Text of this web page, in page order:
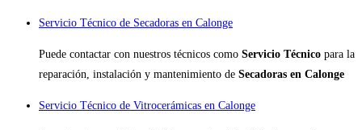
Servicio Técnico de Secadoras en Calonge
Puede contactar con nuestros técnicos como Servicio Técnico para la
reparación, instalación y mantenimiento de Secadoras en Calonge
Servicio Técnico de Vitrocerámicas en Calonge